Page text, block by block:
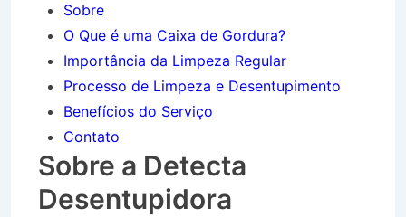
Sobre
O Que é uma Caixa de Gordura?
Importância da Limpeza Regular
Processo de Limpeza e Desentupimento
Benefícios do Serviço
Contato
Sobre a Detecta
Desentupidora